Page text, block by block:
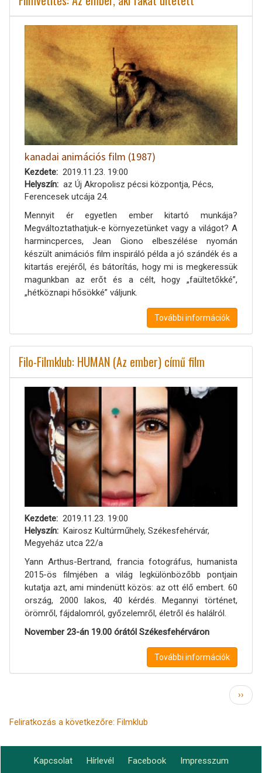
kanadai animációs film (1987)
Kezdete
2019.11.23. 19:00
Helyszín
az Új Akropolisz pécsi központja, Pécs,
Ferencesek utcája 24.
Mennyit ér egyetlen ember kitartó munkája?
Megváltoztathatjuk-e környezetünket vagy a világot? A
harmincperces, Jean Giono elbeszélése nyomán
készült animációs film inspiráló példa a jó szándék és a
kitartás erejéről, és bátorítás, hogy mi is megkeressük
magunkban az erőt és a célt, hogy „faültetőkké”,
„hétköznapi hősökké” váljunk.
További információk
Filo-Filmklub: HUMAN (Az ember) című film
Kezdete
2019.11.23. 19:00
Helyszín
Kairosz Kultúrműhely, Székesfehérvár,
Megyeház utca 22/a
Yann Arthus-Bertrand, francia fotográfus, humanista
2015-ös filmjében a világ legkülönbözőbb pontjain
kutatja azt, ami mindenütt közös: az ott élő embert. 60
ország, 2000 lakos, 40 kérdés. Megannyi történet,
örömről, fájdalomról, győzelemről, életről és halálról.
November 23-án 19.00 órától Székesfehérváron
További információk
oldal
››
Feliratkozás a következőre: Filmklub
Kapcsolat Hírlevél Facebook Impresszum